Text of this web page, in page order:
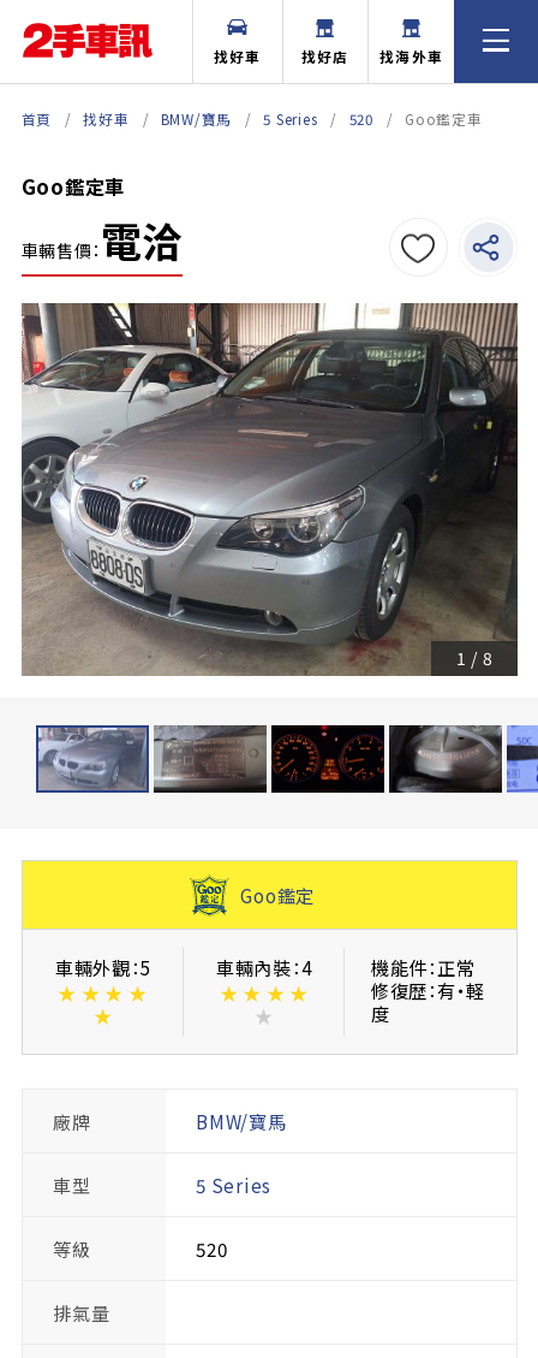
找好車 找好店 找海外車
首頁 找好車 BMW/寶馬 5 Series 520 Goo鑑定車
Goo鑑定車
車輛售價： 電洽
1 / 8
Goo鑑定
車輛外觀：5
★ ★ ★ ★
★
車輛內裝：4
★ ★ ★ ★
★
機能件：正常
修復歴：有・軽
度
廠牌 BMW/寶馬
車型 5 Series
等級 520
排氣量